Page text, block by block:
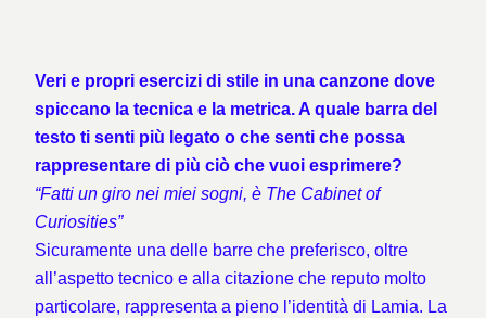
Veri e propri esercizi di stile in una canzone dove
spiccano la tecnica e la metrica. A quale barra del
testo ti senti più legato o che senti che possa
rappresentare di più ciò che vuoi esprimere?
“Fatti un giro nei miei sogni, è The Cabinet of
Curiosities”
Sicuramente una delle barre che preferisco, oltre
all’aspetto tecnico e alla citazione che reputo molto
particolare, rappresenta a pieno l’identità di Lamia. La